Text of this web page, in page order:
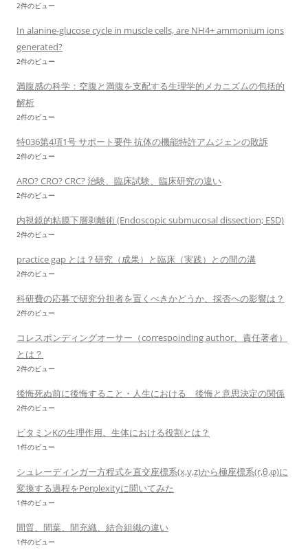
2件のビュー
In alanine-glucose cycle in muscle cells, are NH4+ ammonium ions
generated?
2件のビュー
満腹感の科学：空腹と満腹を支配する生理学的メカニズムの包括的
解析
2件のビュー
特036第4項1号 サポート要件 抗体の機能特許アムジェンの敗訴
2件のビュー
ARO? CRO? CRC? 治験、臨床試験、臨床研究の違い
2件のビュー
内視鏡的粘膜下層剥離術 (Endoscopic submucosal dissection; ESD)
2件のビュー
practice gap とは？研究（成果）と臨床（実践）との間の溝
2件のビュー
科研費の応募で研究分担者を置くべきかどうか、採否への影響は？
2件のビュー
コレスポンディングオーサー（correspoinding author、責任著者）
とは？
2件のビュー
後悔死ぬ前に後悔すること・人生における 後悔と意思決定の関係
2件のビュー
ビタミンKの生理作用、生体における役割とは？
1件のビュー
シュレーディンガー方程式を直交座標系(x,y,z)から極座標系(r,θ,φ)に
変換する過程をPerplexityに聞いてみた
1件のビュー
間質、間葉、間充織、結合組織の違い
1件のビュー